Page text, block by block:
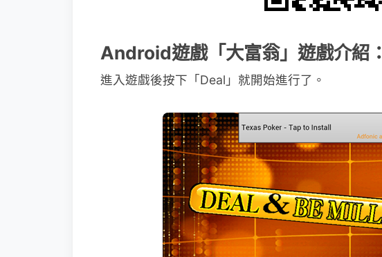
Android遊戲「大富翁」遊戲介紹：
進入遊戲後按下「Deal」就開始進行了。